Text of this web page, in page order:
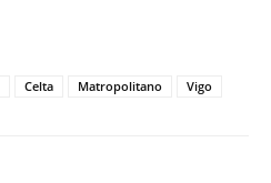
Celta Matropolitano Vigo